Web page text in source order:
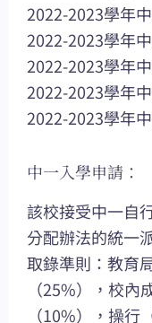
2022-2023學年
2022-2023學年
2022-2023學年
2022-2023學年
2022-2023學年
中一入學申請：
該校接受中一自
分配辦法的統一
取錄準則：教育
（25%），校
（10%），操